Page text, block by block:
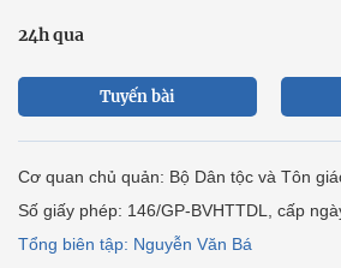
24h qua
Tuyến bài
Cơ quan chủ quản: Bộ Dân tộc và Tôn
Số giấy phép: 146/GP-BVHTTDL, cấp
Tổng biên tập: Nguyễn Văn Bá